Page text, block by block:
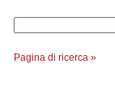
Pagina di ricerca »